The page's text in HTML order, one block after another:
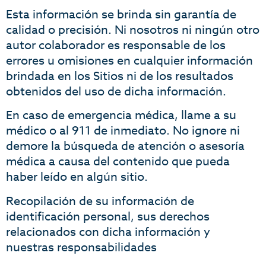
Esta información se brinda sin garantía de
calidad o precisión. Ni nosotros ni ningún otro
autor colaborador es responsable de los
errores u omisiones en cualquier información
brindada en los Sitios ni de los resultados
obtenidos del uso de dicha información.
En caso de emergencia médica, llame a su
médico o al 911 de inmediato. No ignore ni
demore la búsqueda de atención o asesoría
médica a causa del contenido que pueda
haber leído en algún sitio.
Recopilación de su información de
identificación personal, sus derechos
relacionados con dicha información y
nuestras responsabilidades